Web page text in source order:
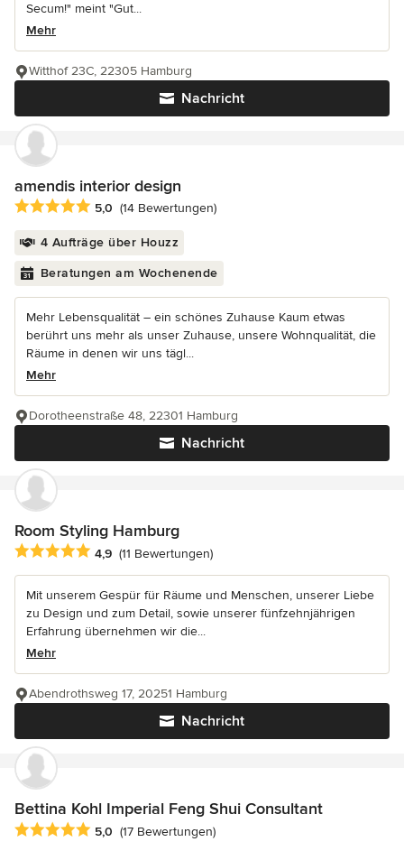
Secum!" meint "Gut...
Mehr
Nachricht
Witthof 23C, 22305 Hamburg
amendis interior design
Durchschnittliche Bewertung: 5 von 5 Sternen
5,0 (14 Bewertungen)
4 Aufträge über Houzz
Beratungen am Wochenende
Mehr Lebensqualität – ein schönes Zuhause Kaum etwas
berührt uns mehr als unser Zuhause, unsere Wohnqualität, die
Räume in denen wir uns tägl...
Mehr
Nachricht
Dorotheenstraße 48, 22301 Hamburg
Room Styling Hamburg
Durchschnittliche Bewertung: 4.9 von 5 Sternen
4,9 (11 Bewertungen)
Mit unserem Gespür für Räume und Menschen, unserer Liebe
zu Design und zum Detail, sowie unserer fünfzehnjährigen
Erfahrung übernehmen wir die...
Mehr
Nachricht
Abendrothsweg 17, 20251 Hamburg
Bettina Kohl Imperial Feng Shui Consultant
Durchschnittliche Bewertung: 5 von 5 Sternen
5,0 (17 Bewertungen)